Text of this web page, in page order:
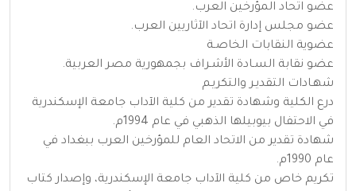
عضو اتحاد المؤرخين العرب.
عضو مجلس إدارة اتحاد الآثاريين العرب.
عضوية النقابات الخاصـة
عضو نقابة السـادة الأشـراف بجمهورية مصر العربية.
شهـادات التقديـر والتكريـم
درع الكلية وشهادة تقدير من كلية الآداب جامعة الإسكندرية
في الاحتفال بيوبيلها الذهبي في عام 1994م.
شهادة تقدير من الاتحاد العام للمؤرخين العرب ببغداد في
عام 1990م.
تكريم خاص من كلية الآداب جامعة الإسكندرية، وإصدار كتاب